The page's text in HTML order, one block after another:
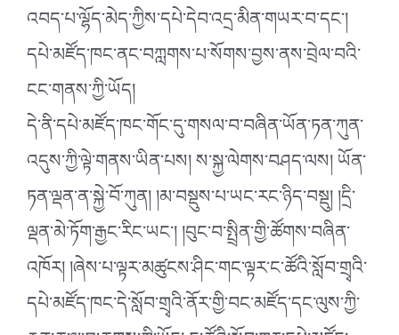
འབད་པ་ལྷོད་མེད་ཀྱིས་དཔེ་དེབ་འདྲ་མིན་གཡར་བ་དང༌།
དཔེ་མཛོད་ཁང་ནང་བཀླགས་པ་སོགས་བྱས་ནས་བྲེལ་བའི་
ངང་གནས་ཀྱི་ཡོད།
དེ་ནི་དཔེ་མཛོད་ཁང་གོང་དུ་གསལ་བ་བཞིན་ཡོན་ཏན་ཀུན་
འདུས་ཀྱི་ལྟེ་གནས་ཡིན་པས། ས་སྐྱ་ལེགས་བཤད་ལས། ཡོན་
ཏན་ལྡན་ན་སྐྱེ་བོ་ཀུན། །མ་བསྡུས་པ་ཡང་རང་ཉིད་བསྡུ། །དྲི་
ལྡན་མེ་ཏོག་རྒྱང་རིང་ཡང༌། །བུང་བ་སྤྲིན་གྱི་ཚོགས་བཞིན་
འཁོར། །ཞེས་པ་ལྟར་མཚུངས་ཤིང་གང་ལྟར་ང་ཚོའི་སློབ་གྲྭའི་
དཔེ་མཛོད་ཁང་དེ་སློབ་གྲྭའི་ནོར་གྱི་བང་མཛོད་དང་ལུས་ཀྱི་